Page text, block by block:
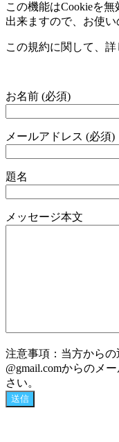
この機能はCookieを無
出来ますので、お使い
この規約に関して、詳
お名前 (必須)
メールアドレス (必須)
題名
メッセージ本文
注意事項：当方から
@gmail.comからのメ
さい。